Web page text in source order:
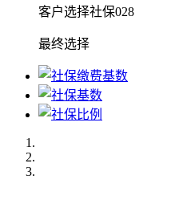
客户选择社保028
最终选择